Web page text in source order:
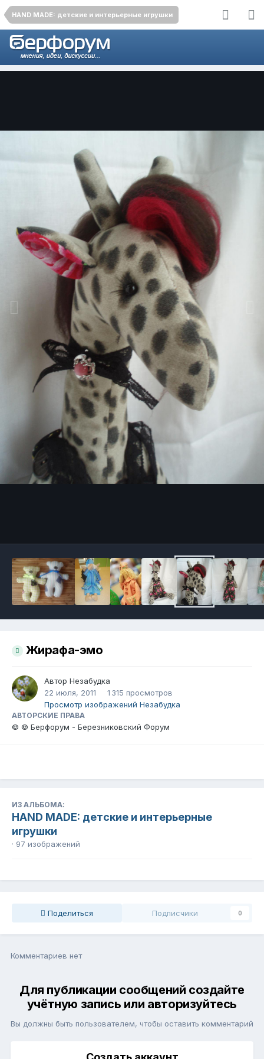
HAND MADE: детские и интерьерные игрушки
Жирафа-эмо
Автор Незабудка
22 июля, 2011
1 315 просмотров
Просмотр изображений Незабудка
АВТОРСКИЕ ПРАВА
© © Берфорум - Березниковский Форум
ИЗ АЛЬБОМА:
HAND MADE: детские и интерьерные
игрушки
· 97 изображений
Поделиться Подписчики 0
Комментариев нет
Для публикации сообщений создайте
учётную запись или авторизуйтесь
Вы должны быть пользователем, чтобы оставить комментарий